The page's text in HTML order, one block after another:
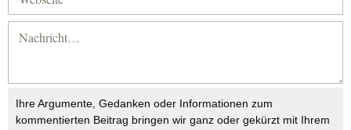
Ihre Argumente, Gedanken oder Informationen zum
kommentierten Beitrag bringen wir ganz oder gekürzt mit Ihrem